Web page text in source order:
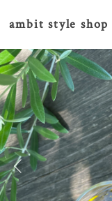
ambit style shop